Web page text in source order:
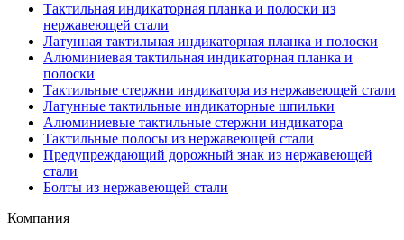
Тактильная индикаторная планка и полоски из
нержавеющей стали
Латунная тактильная индикаторная планка и полоски
Алюминиевая тактильная индикаторная планка и
полоски
Тактильные стержни индикатора из нержавеющей стали
Латунные тактильные индикаторные шпильки
Алюминиевые тактильные стержни индикатора
Тактильные полосы из нержавеющей стали
Предупреждающий дорожный знак из нержавеющей
стали
Болты из нержавеющей стали
Компания